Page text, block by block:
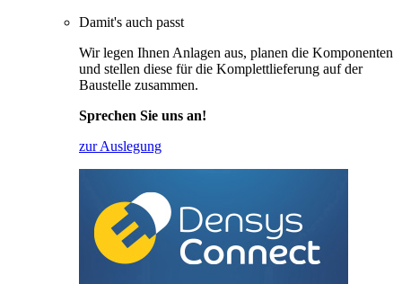
Damit's auch passt
Wir legen Ihnen Anlagen aus, planen die Komponenten
und stellen diese für die Komplettlieferung auf der
Baustelle zusammen.
Sprechen Sie uns an!
zur Auslegung